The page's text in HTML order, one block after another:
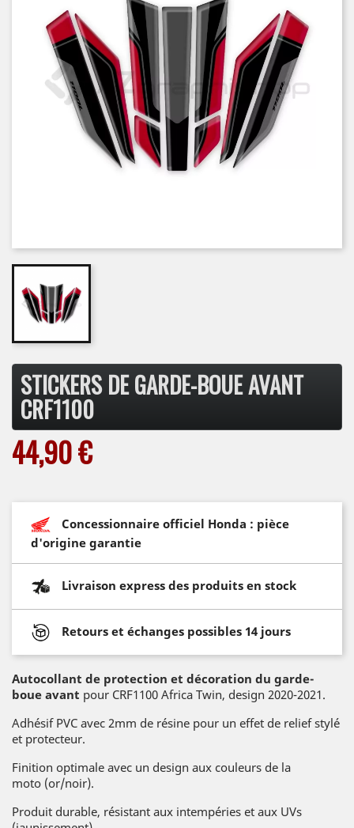
STICKERS DE GARDE-BOUE AVANT
CRF1100
44,90 €
Concessionnaire officiel Honda : pièce
d'origine garantie
Livraison express des produits en stock
Retours et échanges possibles 14 jours
Autocollant de protection et décoration du garde-
boue avant pour CRF1100 Africa Twin, design 2020-2021.
Adhésif PVC avec 2mm de résine pour un effet de relief stylé
et protecteur.
Finition optimale avec un design aux couleurs de la
moto (or/noir).
Produit durable, résistant aux intempéries et aux UVs